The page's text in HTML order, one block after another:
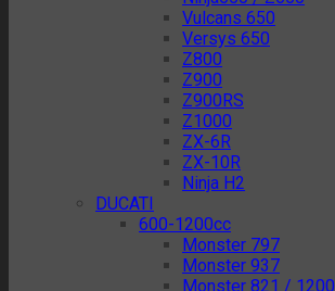
Vulcans 650
Versys 650
Z800
Z900
Z900RS
Z1000
ZX-6R
ZX-10R
Ninja H2
DUCATI
600-1200cc
Monster 797
Monster 937
Monster 821 / 1200